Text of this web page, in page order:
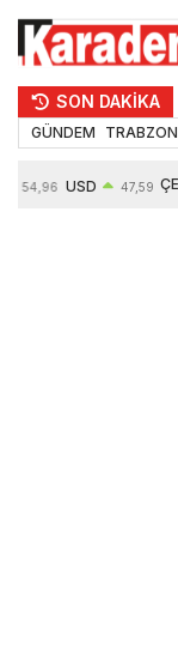
SON DAKİKA
GÜNDEM TRABZON
54,96 USD 47,59